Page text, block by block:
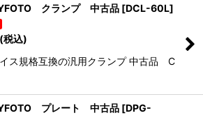
クランプ 中古品 [DCL-60L]
(税込)
ス規格互換の汎用クランプ 中古品 C
プレート 中古品 [DPG-